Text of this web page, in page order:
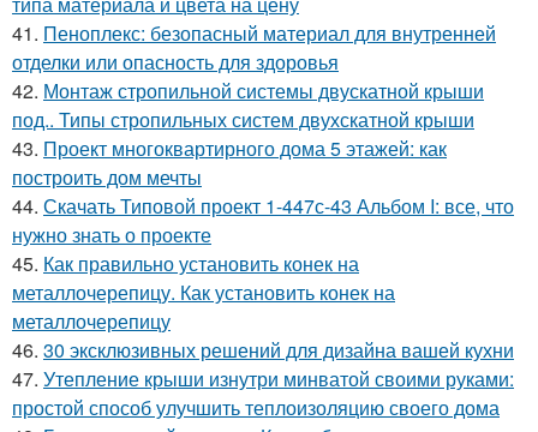
41. Пеноплекс: безопасный материал для внутренней
отделки или опасность для здоровья
42. Монтаж стропильной системы двускатной крыши
под.. Типы стропильных систем двухскатной крыши
43. Проект многоквартирного дома 5 этажей: как
построить дом мечты
44. Скачать Типовой проект 1-447с-43 Альбом I: все, что
нужно знать о проекте
45. Как правильно установить конек на
металлочерепицу. Как установить конек на
металлочерепицу
46. 30 эксклюзивных решений для дизайна вашей кухни
47. Утепление крыши изнутри минватой своими руками:
простой способ улучшить теплоизоляцию своего дома